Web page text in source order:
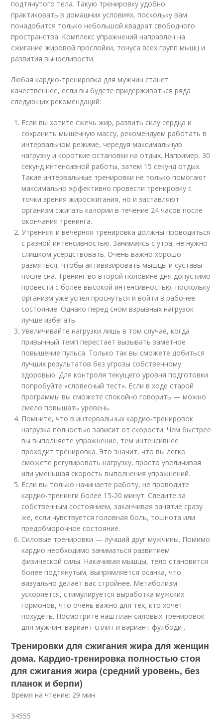
подтянутого тела. Такую тренировку удобно
практиковать в домашних условиях, поскольку вам
понадобится только небольшой квадрат свободного
пространства. Комплекс упражнений направлен на
сжигание жировой прослойки, тонуса всех групп мышц и
развития выносливости.
Любая кардио-тренировка для мужчин станет
качественнее, если вы будете придерживаться ряда
следующих рекомендаций:
Если вы хотите сжечь жир, развить силу сердца и
сохранить мышечную массу, рекомендуем работать в
интервальном режиме, чередуя максимальную
нагрузку и короткие остановки на отдых. Например, 30
секунд интенсивной работы, затем 15 секунд отдых.
Такие интервальные тренировки не только помогают
максимально эффективно провести тренировку с
точки зрения жиросжигания, но и заставляют
организм сжигать калории в течение 24 часов после
окончания тренинга.
Утренняя и вечерняя тренировка должны проводиться
с разной интенсивностью. Занимаясь с утра, не нужно
слишком усердствовать. Очень важно хорошо
размяться, чтобы активизировать мышцы и суставы
после сна. Тренинг во второй половине дня допустимо
провести с более высокой интенсивностью, поскольку
организм уже успел проснуться и войти в рабочее
состояние. Однако перед сном взрывных нагрузок
лучше избегать.
Увеличивайте нагрузки лишь в том случае, когда
привычный темп перестает вызывать заметное
повышение пульса. Только так вы сможете добиться
лучших результатов без угрозы собственному
здоровью. Для контроля текущего уровня подготовки
попробуйте «словесный тест». Если в ходе старой
программы вы сможете спокойно говорить — можно
смело повышать уровень.
Помните, что в интервальных кардио-тренировок
нагрузка полностью зависит от скорости. Чем быстрее
вы выполняете упражнение, тем интенсивнее
проходит тренировка. Это значит, что вы легко
сможете регулировать нагрузку, просто увеличивая
или уменьшая скорость выполнения упражнений.
Если вы только начинаете работу, не проводите
кардио-тренинги более 15-20 минут. Следите за
собственным состоянием, заканчивая занятие сразу
же, если чувствуется головная боль, тошнота или
предобморочное состояние.
Силовые тренировки — лучший друг мужчины. Помимо
кардио необходимо заниматься развитием
физической силы. Накачивая мышцы, тело становится
более подтянутым, выпрямляется осанка, что
визуально делает вас стройнее. Метаболизм
ускоряется, стимулируется выработка мужских
гормонов, что очень важно для тех, кто хочет
похудеть. Посмотрите наш план силовых тренировок
для мужчин: вариант сплит и вариант фулбоди .
Тренировки для сжигания жира для женщин
дома. Кардио-тренировка полностью стоя
для сжигания жира (средний уровень, без
планок и берпи)
Время на чтение: 29 мин
34555